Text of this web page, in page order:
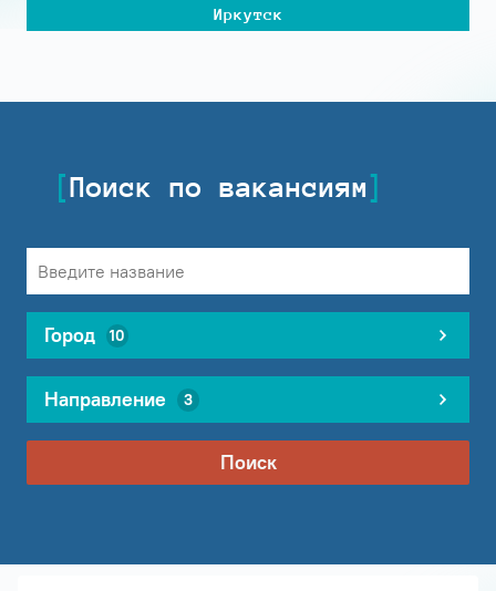
Иркутск
Поиск по вакансиям
Город 10
Направление 3
Поиск